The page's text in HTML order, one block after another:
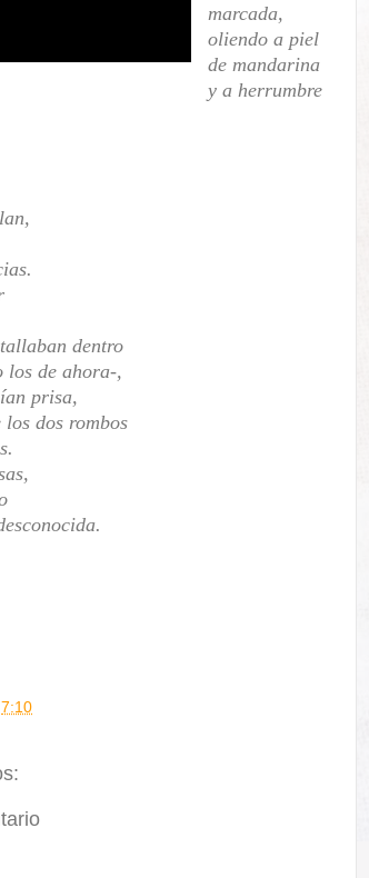
marcada,
oliendo a piel
de mandarina
y a herrumbre
dentro
los de ahora-,
prisa,
dos rombos
7:10